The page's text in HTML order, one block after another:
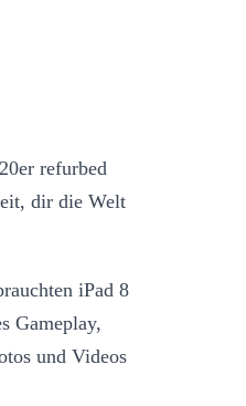
refurbed
dir die Welt
iPad 8
Gameplay,
und Videos